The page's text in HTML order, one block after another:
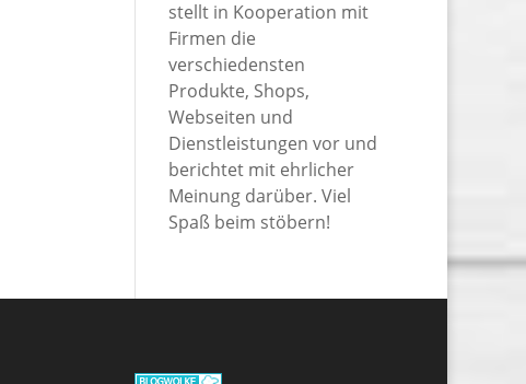
stellt in Kooperation mit
Firmen die
verschiedensten
Produkte, Shops,
Webseiten und
Dienstleistungen vor und
berichtet mit ehrlicher
Meinung darüber. Viel
Spaß beim stöbern!